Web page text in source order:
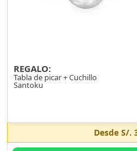
REGALO:
Tabla de picar + Cuchillo
Santoku
Desde S/.